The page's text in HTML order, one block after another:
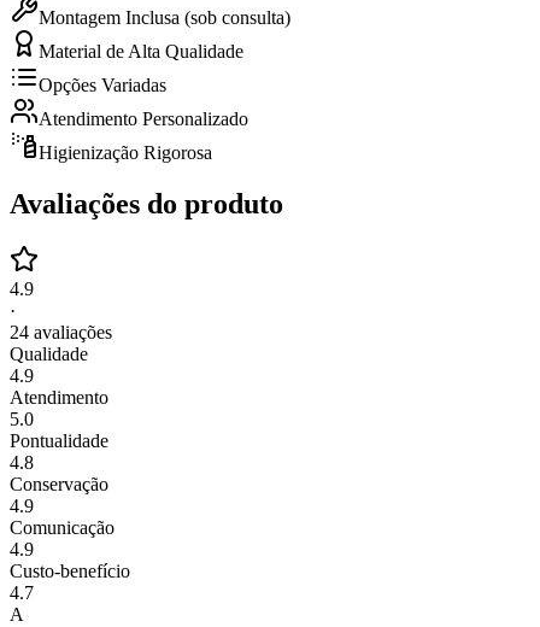
Montagem Inclusa (sob consulta)
Material de Alta Qualidade
Opções Variadas
Atendimento Personalizado
Higienização Rigorosa
Avaliações do produto
4.9
·
24 avaliações
Qualidade
4.9
Atendimento
5.0
Pontualidade
4.8
Conservação
4.9
Comunicação
4.9
Custo-benefício
4.7
A